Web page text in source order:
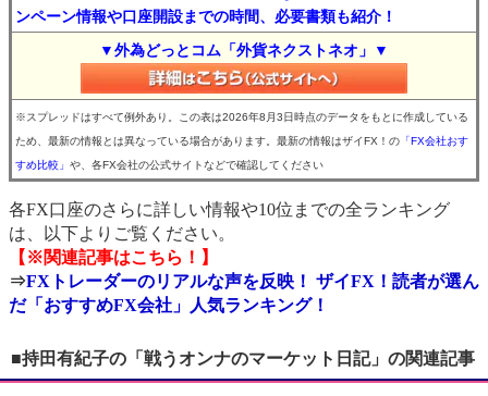
ンペーン情報や口座開設までの時間、必要書類も紹介！
▼外為どっとコム「外貨ネクストネオ」▼
※スプレッドはすべて例外あり。この表は2026年8月3日時点のデータをもとに作成している
ため、最新の情報とは異なっている場合があります。最新の情報はザイFX！の 「FX会社おす
すめ比較」 や、各FX会社の公式サイトなどで確認してください
各FX口座のさらに詳しい情報や10位までの全ランキング
は、以下よりご覧ください。
【※関連記事はこちら！】
⇒FXトレーダーのリアルな声を反映！ ザイFX！読者が選ん
だ「おすすめFX会社」人気ランキング！
■持田有紀子の「戦うオンナのマーケット日記」の関連記事